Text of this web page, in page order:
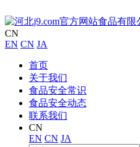
CN
EN CN JA
首页
关于我们
食品安全常识
食品安全动态
联系我们
CN
EN CN JA